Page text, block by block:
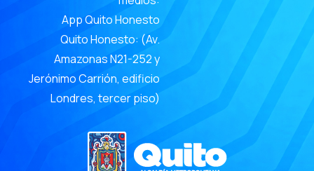
App Quito Honesto
Quito Honesto: (Av.
Amazonas N21-252 y
Jerónimo Carrión, edificio
Londres, tercer piso)